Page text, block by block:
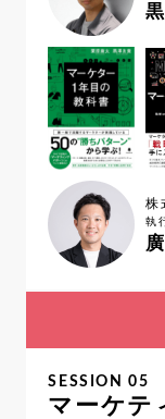
株
執
SESSION 05
マーケテ